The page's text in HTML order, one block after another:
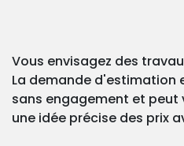
Vous envisagez des
La demande d'estimation
sans engagement et peut
une idée précise des prix